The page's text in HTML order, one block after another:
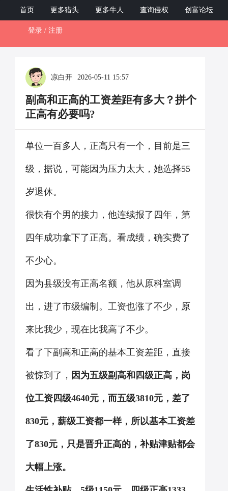
ZCB12345.com
首页 更多猎头 更多牛人 查询侵权 创富论坛
登录 / 注册
凉白开 2026-05-11 15:57
副高和正高的工资差距有多大？拼个
正高有必要吗?
单位一百多人，正高只有一个，目前是三
级，据说，可能因为压力太大，她选择55
岁退休。
很快有个男的接力，他连续报了四年，第
四年成功拿下了正高。看成绩，确实费了
不少心。
因为县级没有正高名额，他从原科室调
出，进了市级编制。工资也涨了不少，原
来比我少，现在比我高了不少。
看了下副高和正高的基本工资差距，直接
被惊到了， 因为五级副高和四级正高，岗
位工资四级4640元，而五级3810元，差了
830元，薪级工资都一样，所以基本工资差
了830元，只是晋升正高的，补贴津贴都会
大幅上涨。